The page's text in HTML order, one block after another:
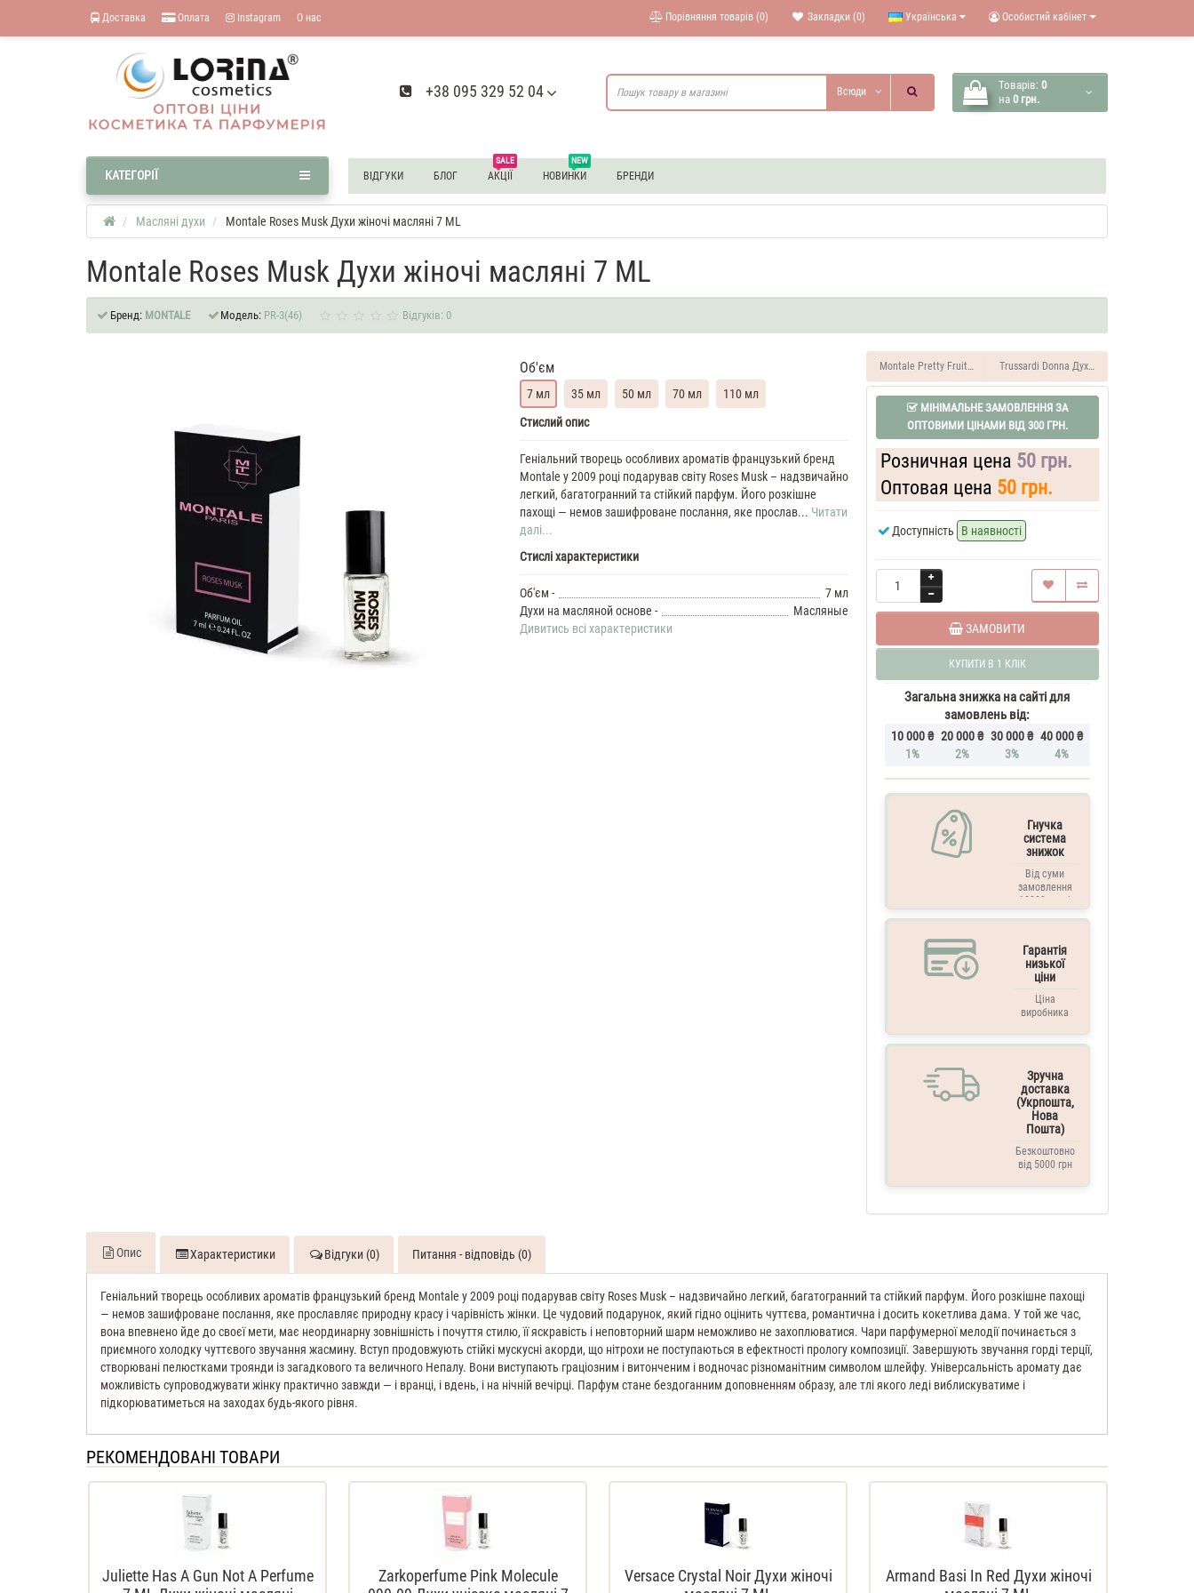
Доставка Оплата Instagram О нас Особистий кабінет
Українська
Закладки (0)
Порівняння товарів (0)
+38 095 329 52 04 Товарів: 0
на 0 грн.
Всюди
ВІДГУКИ БЛОГ
SALE
АКЦІЇ
NEW
НОВИНКИ БРЕНДИ
КАТЕГОРІЇ
Масляні духи Montale Roses Musk Духи жіночі масляні 7 ML
Montale Roses Musk Духи жіночі масляні 7 ML
Бренд: MONTALE Модель: PR-3(46) Відгуків: 0
Об'єм
7 мл 35 мл 50 мл 70 мл
110 мл
Montale
Musk
Духи
жіночі
масляні
7
Roses
35
ML
Духи
Стислий опис
Геніальний творець особливих ароматів французький бренд
Montale у 2009 році подарував світу Roses Musk – надзвичайно
легкий, багатогранний та стійкий парфум. Його розкішне
пахощі — немов зашифроване послання, яке прослав... Читати
далі...
Стислі характеристики
Об'єм -
7 мл
Духи на масляной основе -
Масляные
Дивитись всі характеристики
Montale Pretty Fruity Духи жіночі масляні 7 MLTrussardi Donna Духи жіночі масляні 7 ML
МІНІМАЛЬНЕ ЗАМОВЛЕННЯ ЗА
ОПТОВИМИ ЦІНАМИ ВІД 300 ГРН.
Розничная цена 50 грн.
Оптовая цена 50 грн.
Доступність В наявності
ЗАМОВИТИ
КУПИТИ В 1 КЛІК
Загальна знижка на сайті для
замовлень від:
10 000 ₴
1%
20 000 ₴
2%
30 000 ₴
3%
40 000 ₴
4%
Гнучка
система
знижок
Від суми
замовлення
10000 грн. і
вище
Гарантія
низької
ціни
Ціна
виробника
Зручна
доставка
(Укрпошта,
Нова
Пошта)
Безкоштовно
від 5000 грн
Опис Характеристики Відгуки (0) Питання - відповідь (0)
Геніальний творець особливих ароматів французький бренд Montale у 2009 році подарував світу Roses Musk – надзвичайно легкий, багатогранний та стійкий парфум. Його розкішне пахощі
— немов зашифроване послання, яке прославляє природну красу і чарівність жінки. Це чудовий подарунок, який гідно оцінить чуттєва, романтична і досить кокетлива дама. У той же час,
вона впевнено йде до своєї мети, має неординарну зовнішність і почуття стилю, її яскравість і неповторний шарм неможливо не захоплюватися. Чари парфумерної мелодії починається з
приємного холодку чуттєвого звучання жасмину. Вступ продовжують стійкі мускусні акорди, що нітрохи не поступаються в ефектності прологу композиції. Завершують звучання горді терції,
створювані пелюстками троянди із загадкового та величного Непалу. Вони виступають граціозним і витонченим і водночас різноманітним символом шлейфу. Універсальність аромату дає
можливість супроводжувати жінку практично завжди — і вранці, і вдень, і на нічній вечірці. Парфум стане бездоганним доповненням образу, але тлі якого леді виблискуватиме і
підкорюватиметься на заходах будь-якого рівня.
РЕКОМЕНДОВАНІ ТОВАРИ
Juliette Has A Gun Not A Perfume
Zarkoperfume Pink Molecule
Versace Crystal Noir Духи жіночі
Armand Basi In Red Духи жіночі